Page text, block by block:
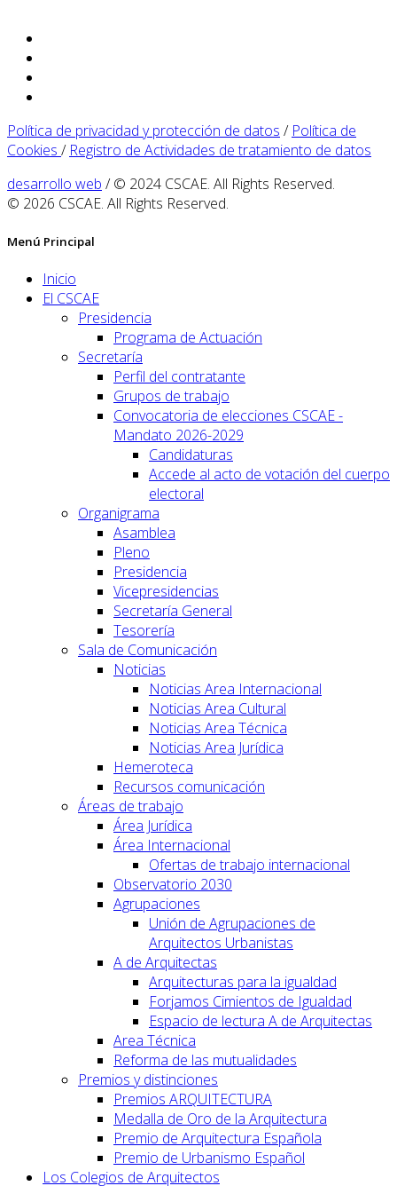
Política de privacidad y protección de datos / Política de
Cookies / Registro de Actividades de tratamiento de datos
desarrollo web / © 2024 CSCAE. All Rights Reserved.
© 2026 CSCAE. All Rights Reserved.
Menú Principal
Inicio
El CSCAE
Presidencia
Programa de Actuación
Secretaría
Perfil del contratante
Grupos de trabajo
Convocatoria de elecciones CSCAE -
Mandato 2026-2029
Candidaturas
Accede al acto de votación del cuerpo
electoral
Organigrama
Asamblea
Pleno
Presidencia
Vicepresidencias
Secretaría General
Tesorería
Sala de Comunicación
Noticias
Noticias Area Internacional
Noticias Area Cultural
Noticias Area Técnica
Noticias Area Jurídica
Hemeroteca
Recursos comunicación
Áreas de trabajo
Área Jurídica
Área Internacional
Ofertas de trabajo internacional
Observatorio 2030
Agrupaciones
Unión de Agrupaciones de
Arquitectos Urbanistas
A de Arquitectas
Arquitecturas para la igualdad
Forjamos Cimientos de Igualdad
Espacio de lectura A de Arquitectas
Area Técnica
Reforma de las mutualidades
Premios y distinciones
Premios ARQUITECTURA
Medalla de Oro de la Arquitectura
Premio de Arquitectura Española
Premio de Urbanismo Español
Los Colegios de Arquitectos